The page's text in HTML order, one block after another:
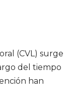
(CVL) surge
del tiempo
han